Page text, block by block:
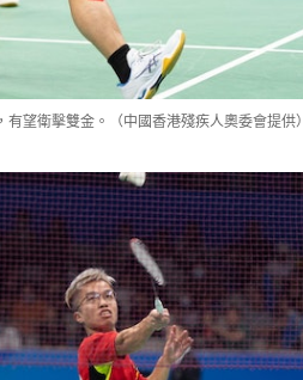
望衛擊雙金。（中國香港殘疾人奧委會提供）